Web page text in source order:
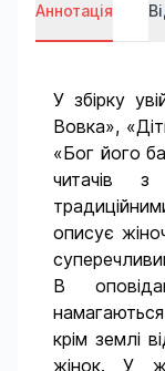
Аннотація
У збірку
Вовка»,
«Бог його
читачів з
описує
В
крім землі
жінок. У